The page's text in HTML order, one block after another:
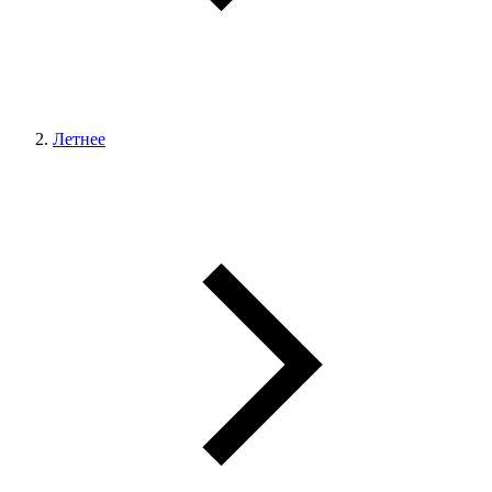
Летнее